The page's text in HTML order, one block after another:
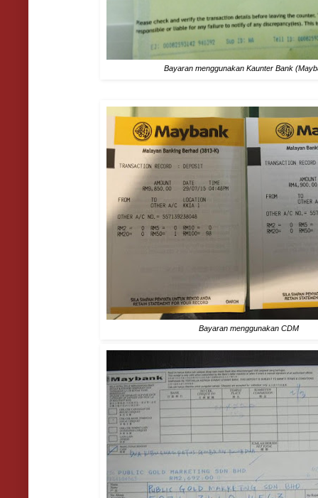
Bayaran menggunakan Kaunter Bank
Bayaran menggunakan CDM